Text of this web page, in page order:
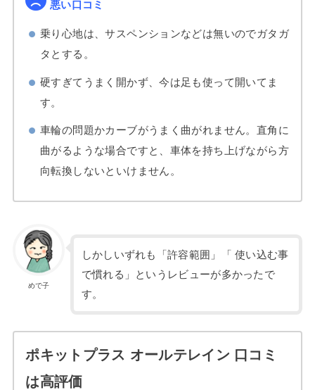
悪い口コミ
乗り心地は、サスペンションなどは無いのでガタガ
タとする。
硬すぎてうまく開かず、今は足も使って開いてま
す。
車輪の問題かカーブがうまく曲がれません。直角に
曲がるような場合ですと、車体を持ち上げながら方
向転換しないといけません。
めで子
しかしいずれも「許容範囲」「 使い込む事
で慣れる」というレビューが多かったで
す。
ポキットプラス オールテレイン 口コミ
は高評価